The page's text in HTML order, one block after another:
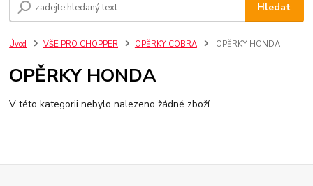
Hledat
Úvod VŠE PRO CHOPPER OPĚRKY COBRA OPĚRKY HONDA
OPĚRKY HONDA
V této kategorii nebylo nalezeno žádné zboží.